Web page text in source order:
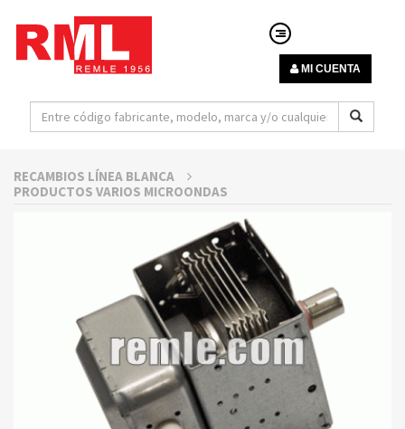
MI CUENTA
RECAMBIOS LÍNEA BLANCA
PRODUCTOS VARIOS MICROONDAS